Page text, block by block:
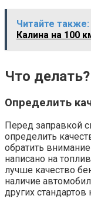
Читайте также:
Калина на 100
Что делать?
Определить
Перед заправкой
определить
обратить
написано на
лучше качество
наличие
других стандартов